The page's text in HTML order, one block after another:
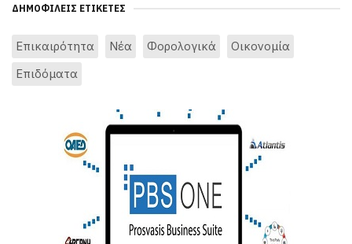
ΔΗΜΟΦΙΛΕΊΣ ΕΤΙΚΈΤΕΣ
Επικαιρότητα Νέα Φορολογικά
Οικονομία
Επιδόματα